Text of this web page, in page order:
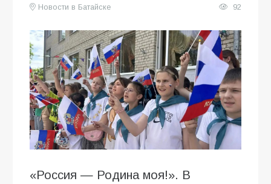
Новости в Батайске
92
«Россия — Родина моя!». В